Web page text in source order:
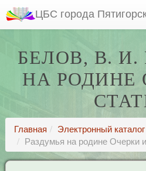
ЦБС города
БЕЛОВ, В. И.
НА РОДИНЕ
Главная
Электронный каталог
Раздумья на родине Очерки